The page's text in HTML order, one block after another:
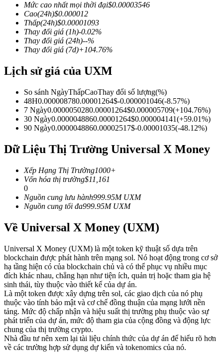
COIN-M Futures
Futures sử dụng token làm tài sản thế chấp
Phái sinh cổ phiếu, ngoại hối, kim loại quý và hàng hóa
USDC Futures vĩnh cửu
Sao chép Giao dịch
Tham gia cùng các nhà giao dịch hàng đầu
Mức cao nhất mọi thời đại$0.00003546
Cao(24h)$0.000012
Thấp(24h)$0.00001093
Thay đổi giá (1h)-0.02%
Thay đổi giá (24h)--%
Thay đổi giá (7d)+104.76%
Lịch sử giá của UXM
So sánh NgàyThấpCaoThay đổi số lượng(%)
48H0.000008780.00001264$-0.000001046(-8.57%)
7 Ngày0.0000050280.00001264$0.000005709(+104.76%)
30 Ngày0.0000048860.00001264$0.000004141(+59.01%)
90 Ngày0.0000048860.00002517$-0.00001035(-48.12%)
Dữ Liệu Thị Trường Universal X Money
Xếp Hạng Thị Trường1000+
Vốn hóa thị trường$11,161
0
Nguồn cung lưu hành999.95M UXM
Nguồn cung tối đa999.95M UXM
Về Universal X Money (UXM)
Universal X Money (UXM) là một token kỹ thuật số dựa trên
blockchain được phát hành trên mạng sol. Nó hoạt động trong cơ sở
hạ tầng hiện có của blockchain chủ và có thể phục vụ nhiều mục
đích khác nhau, chẳng hạn như tiện ích, quản trị hoặc tham gia hệ
sinh thái, tùy thuộc vào thiết kế của dự án.
Là một token được xây dựng trên sol, các giao dịch của nó phụ
thuộc vào tính bảo mật và cơ chế đồng thuận của mạng lưới nền
tảng. Mức độ chấp nhận và hiệu suất thị trường phụ thuộc vào sự
phát triển của dự án, mức độ tham gia của cộng đồng và động lực
chung của thị trường crypto.
Nhà đầu tư nên xem lại tài liệu chính thức của dự án để hiểu rõ hơn
về các trường hợp sử dụng dự kiến và tokenomics của nó.